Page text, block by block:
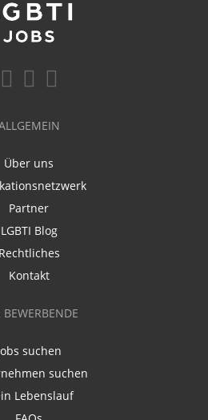
Über uns
Partner
LGBTI Blog
Rechtliches
Kontakt
BEWERBENDE
suchen
suchen
Lebenslauf